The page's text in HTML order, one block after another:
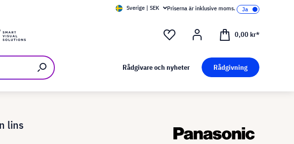
Sverige | SEK Priserna är inklusive moms.
0,00 kr*
Rådgivare och nyheter Rådgivning
lins